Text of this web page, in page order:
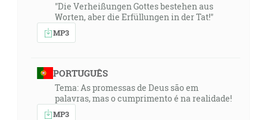
"Die Verheißungen Gottes bestehen aus
Worten, aber die Erfüllungen in der Tat!"
MP3
PORTUGUÊS
Tema: As promessas de Deus são em
palavras, mas o cumprimento é na realidade!
MP3